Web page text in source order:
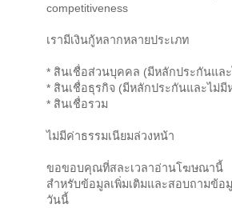
competitiveness
เรามีเงินกู้หลากหลายประเภท
* สินเชื่อส่วนบุคคล (มีหลักประกันแล
* สินเชื่อธุรกิจ (มีหลักประกันและไม่มี
* สินเชื่อรวม
ไม่มีค่าธรรมเนียมล่วงหน้า
ขอขอบคุณที่สละเวลาอ่านโฆษณานี้
สำหรับข้อมูลเพิ่มเติมและสอบถามข้อ
วันนี้